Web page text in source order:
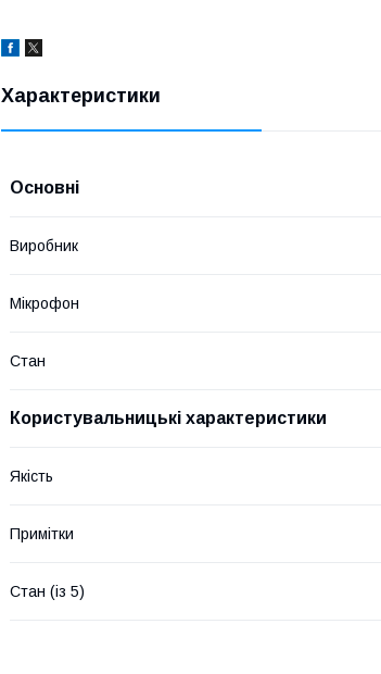
Характеристики
Основні
Виробник
Мікрофон
Стан
Користувальницькі характеристики
Якість
Примітки
Стан (із 5)